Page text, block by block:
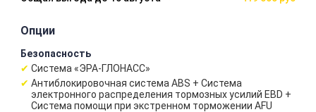
Опции
Безопасность
Система «ЭРА-ГЛОНАСС»
Антиблокировочная система ABS + Система
электронного распределения тормозных усилий EBD +
Система помощи при экстренном торможении AFU